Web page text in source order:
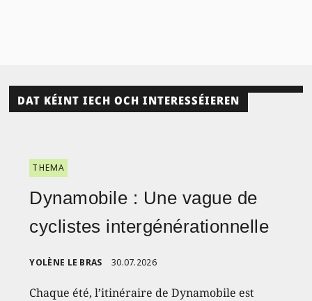
DAT KÉINT IECH OCH INTERESSÉIEREN
THEMA
Dynamobile : Une vague de
cyclistes intergénérationnelle
YOLÈNE LE BRAS 30.07.2026
Chaque été, l’itinéraire de Dynamobile est